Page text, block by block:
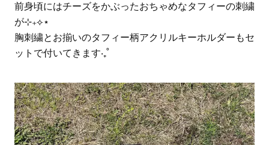
前身頃にはチーズをかぶったおちゃめなタフィーの刺繍
が⊹₊⟡⋆
胸刺繍とお揃いのタフィー柄アクリルキーホルダーもセ
ットで付いてきます‧₊˚